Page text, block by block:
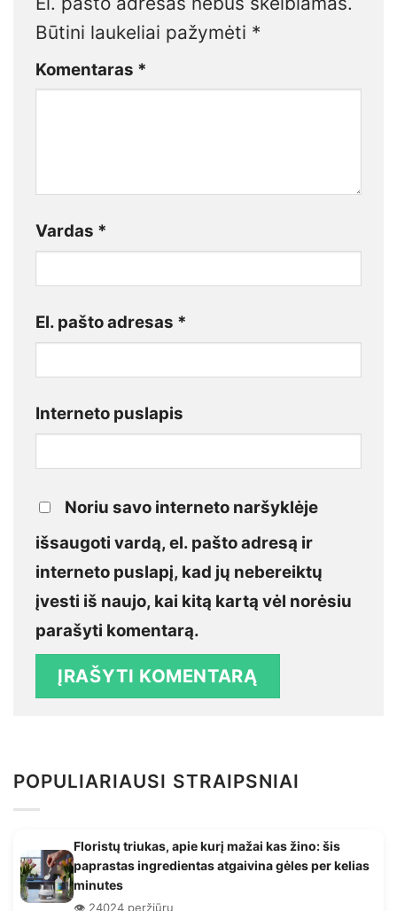
Būtini laukeliai pažymėti *
Komentaras *
Vardas *
El. pašto adresas *
Interneto puslapis
Noriu savo interneto naršyklėje
išsaugoti vardą, el. pašto adresą ir
interneto puslapį, kad jų nebereiktų
įvesti iš naujo, kai kitą kartą vėl norėsiu
parašyti komentarą.
POPULIARIAUSI STRAIPSNIAI
Floristų triukas, apie kurį mažai kas žino: šis
paprastas ingredientas atgaivina gėles per kelias
minutes
👁️ 24024 peržiūrų